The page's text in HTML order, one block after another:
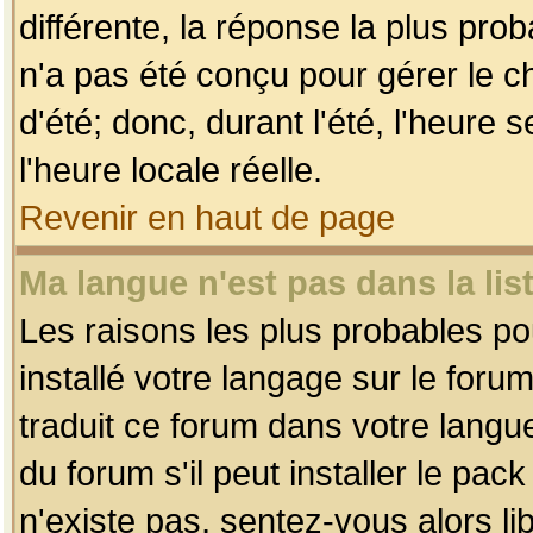
différente, la réponse la plus
n'a pas été conçu pour gérer le
d'été; donc, durant l'été, l'heure
l'heure locale réelle.
Revenir en haut de page
Ma langue n'est pas dans la
Les raisons les plus probables
installé votre langage sur le
traduit ce forum dans votre
du forum s'il peut installer le
n'existe pas, sentez-vous alors